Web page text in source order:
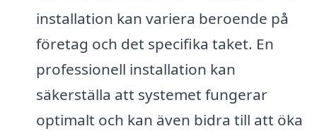
installation kan variera beroende på
företag och det specifika taket. En
professionell installation kan
säkerställa att systemet fungerar
optimalt och kan även bidra till att öka